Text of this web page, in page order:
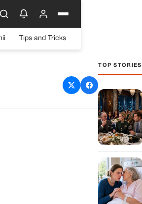
Tips and Tricks
și toți banii
TOP STORIES